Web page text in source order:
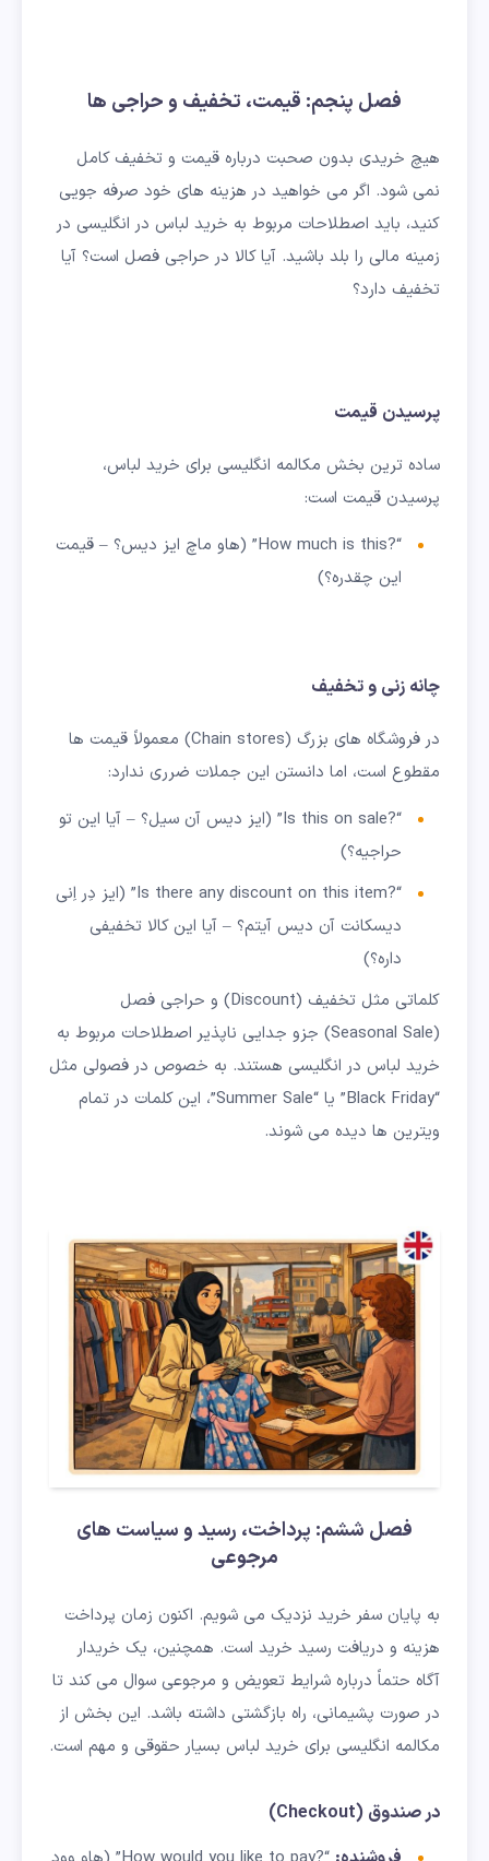
فصل پنجم: قیمت، تخفیف و حراجی ها
هیچ خریدی بدون صحبت درباره قیمت و تخفیف کامل
نمی شود. اگر می خواهید در هزینه های خود صرفه جویی
کنید، باید اصطلاحات مربوط به خرید لباس در انگلیسی در
زمینه مالی را بلد باشید. آیا کالا در حراجی فصل است؟ آیا
تخفیف دارد؟
پرسیدن قیمت
ساده ترین بخش مکالمه انگلیسی برای خرید لباس،
پرسیدن قیمت است:
“?How much is this” (هاو ماچ ایز دیس؟ – قیمت
این چقدره؟)
چانه زنی و تخفیف
در فروشگاه های بزرگ (Chain stores) معمولاً قیمت ها
مقطوع است، اما دانستن این جملات ضرری ندارد:
“?Is this on sale” (ایز دیس آن سیل؟ – آیا این تو
حراجیه؟)
“?Is there any discount on this item” (ایز دِر اِنی
دیسکانت آن دیس آیتم؟ – آیا این کالا تخفیفی
داره؟)
کلماتی مثل تخفیف (Discount) و حراجی فصل
(Seasonal Sale) جزو جدایی ناپذیر اصطلاحات مربوط به
خرید لباس در انگلیسی هستند. به خصوص در فصولی مثل
“Black Friday” یا “Summer Sale”، این کلمات در تمام
ویترین ها دیده می شوند.
فصل ششم: پرداخت، رسید و سیاست های
مرجوعی
به پایان سفر خرید نزدیک می شویم. اکنون زمان پرداخت
هزینه و دریافت رسید خرید است. همچنین، یک خریدار
آگاه حتماً درباره شرایط تعویض و مرجوعی سوال می کند تا
در صورت پشیمانی، راه بازگشتی داشته باشد. این بخش از
مکالمه انگلیسی برای خرید لباس بسیار حقوقی و مهم است.
در صندوق (Checkout)